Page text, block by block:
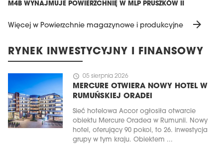
M4B WYNAJMUJE POWIERZCHNIĘ W MLP PRUSZKÓW II
Więcej w Powierzchnie magazynowe i produkcyjne arrow_forward
RYNEK INWESTYCYJNY I FINANSOWY
schedule 05 sierpnia 2026
MERCURE OTWIERA NOWY HOTEL W
RUMUŃSKIEJ ORADEI
Sieć hotelowa Accor ogłosiła otwarcie
obiektu Mercure Oradea w Rumunii. Nowy
hotel, oferujący 90 pokoi, to 26. inwestycja
grupy w tym kraju. Obiektem ...